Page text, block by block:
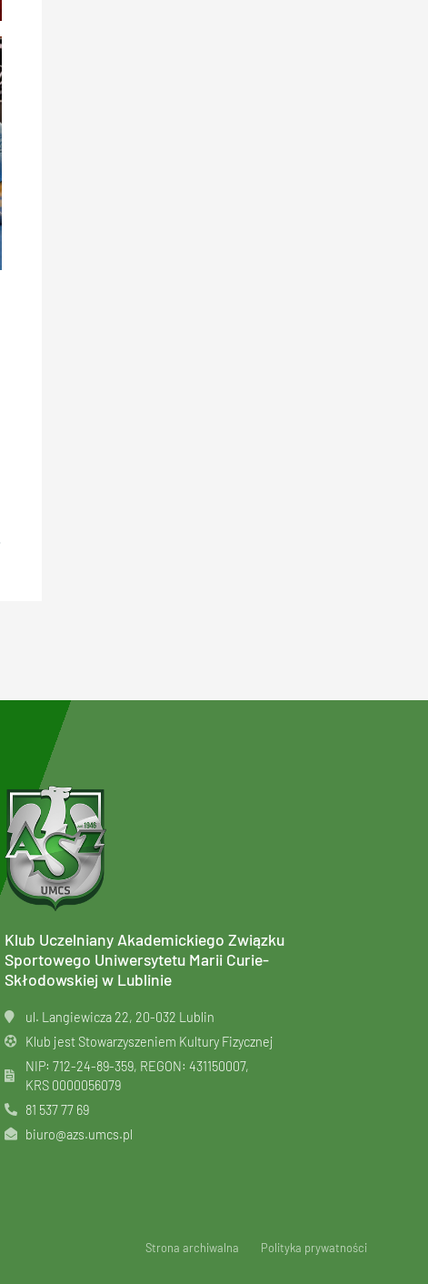
Klub Uczelniany Akademickiego Związku
Sportowego Uniwersytetu Marii Curie-
Skłodowskiej w Lublinie
ul. Langiewicza 22, 20-032 Lublin
Klub jest Stowarzyszeniem Kultury Fizycznej
NIP: 712-24-89-359, REGON: 431150007,
KRS 0000056079
81 537 77 69
biuro@azs.umcs.pl
Strona archiwalna Polityka prywatności